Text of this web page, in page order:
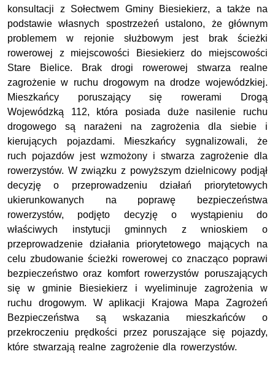
konsultacji z Sołectwem Gminy Biesiekierz, a także na
podstawie własnych spostrzeżeń ustalono, że głównym
problemem w rejonie służbowym jest brak ścieżki
rowerowej z miejscowości Biesiekierz do miejscowości
Stare Bielice. Brak drogi rowerowej stwarza realne
zagrożenie w ruchu drogowym na drodze wojewódzkiej.
Mieszkańcy poruszający się rowerami Drogą
Wojewódzką 112, która posiada duże nasilenie ruchu
drogowego są narażeni na zagrożenia dla siebie i
kierujących pojazdami. Mieszkańcy sygnalizowali, że
ruch pojazdów jest wzmożony i stwarza zagrożenie dla
rowerzystów. W związku z powyższym dzielnicowy podjął
decyzję o przeprowadzeniu działań priorytetowych
ukierunkowanych na poprawę bezpieczeństwa
rowerzystów, podjęto decyzję o wystąpieniu do
właściwych instytucji gminnych z wnioskiem o
przeprowadzenie działania priorytetowego mających na
celu zbudowanie ścieżki rowerowej co znacząco poprawi
bezpieczeństwo oraz komfort rowerzystów poruszających
się w gminie Biesiekierz i wyeliminuje zagrożenia w
ruchu drogowym. W aplikacji Krajowa Mapa Zagrożeń
Bezpieczeństwa są wskazania mieszkańców o
przekroczeniu prędkości przez poruszające się pojazdy,
które stwarzają realne zagrożenie dla rowerzystów.